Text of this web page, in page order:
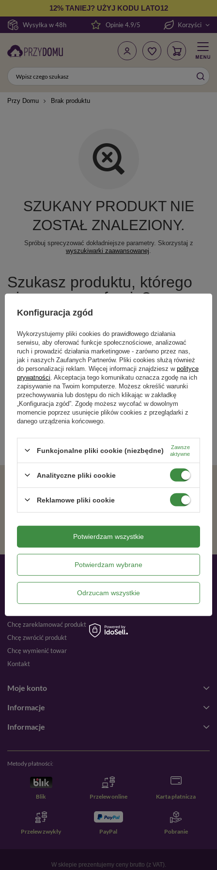
Wysyłka w 48h
12% TANIEJ? UŻYJ KODU LATO12
Opinie 4.9/5 Korzyści
Przy Domu Brak produktu
SZUKANY PRODUKT NIE
ZOSTAŁ ZNALEZIONY.
Spróbuj sprecyzować dokładniejsze parametry. Skorzystaj z
wyszukiwarki zaawansowanej.
Szukasz produktu, którego
nie mamy w ofercie?
Jeśli nie znalazłeś w naszej ofercie produktu, a chciałbyś kupić go w
przesłać nam opis szukanego przedmiotu. Aby móc to zrobić musisz
byćzalogowany.
Newsletter
Zapisz się do newslettera i bądź na
bieżąco z aktualnymi promocjami
Zgadzam się na otrzymywanie wiadomości marketingowych na podany adres e-mail oraz przetwarzanie danych osobowych zgodnie z
ZAPISZ SIĘ
Moje zamówienia
Chcę zareklamować produkt
Chcę zwrócić produkt
Chcę wymienić towar
Kontakt
Moje konto
Informacje
Informacje
Metody płatności:
Blik Przelew online Karta płatnicza
Przelew zwykły PayPal Pobranie
W sklepie prezentujemy ceny brutto (z VAT).
Konfiguracja zgód
Wykorzystujemy pliki cookies do prawidłowego działania
serwisu, aby oferować funkcje społecznościowe, analizować
ruch i prowadzić działania marketingowe - zarówno przez nas,
jak i naszych Zaufanych Partnerów. Pliki cookies służą również
do personalizacji reklam. Więcej informacji znajdziesz w polityce
prywatności . Akceptacja tego komunikatu oznacza zgodę na ich
zapisywanie na Twoim komputerze. Możesz określić warunki
przechowywania lub dostępu do nich klikając w zakładkę
„Konfiguracja zgód”. Zgodę możesz wycofać w dowolnym
momencie poprzez usunięcie plików cookies z przeglądarki z
danego urządzenia końcowego.
Funkcjonalne pliki cookie (niezbędne)
Zawsze
aktywne
Analityczne pliki cookie
Reklamowe pliki cookie
Potwierdzam wybrane
Odrzucam wszystkie
Potwierdzam wszystkie